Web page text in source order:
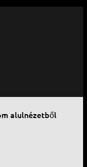
alulnézetből